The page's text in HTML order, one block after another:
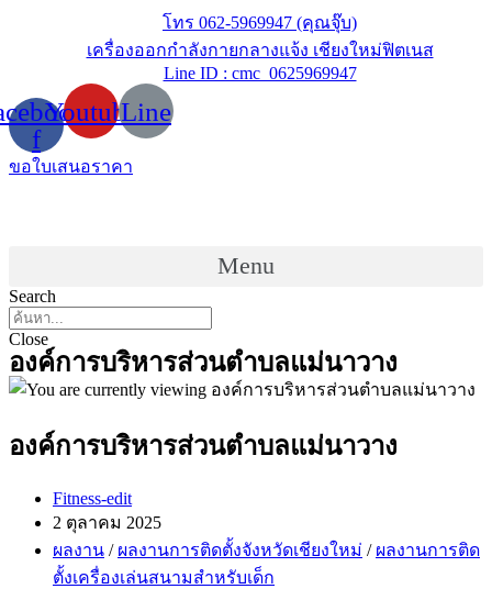
โทร 062-5969947 (คุณจุ๊บ)
เครื่องออกกำลังกายกลางแจ้ง เชียงใหม่ฟิตเนส
Line ID : cmc_0625969947
f
YoutubeLine
ขอใบเสนอราคา
Menu
Search
Close
องค์การบริหารส่วนตำบลแม่นาวาง
องค์การบริหารส่วนตำบลแม่นาวาง
Post
author:
Fitness-edit
Post
published:
2 ตุลาคม 2025
Post
category:
ผลงาน / ผลงานการติดตั้งจังหวัดเชียงใหม่ / ผลงานการติด
ตั้งเครื่องเล่นสนามสำหรับเด็ก